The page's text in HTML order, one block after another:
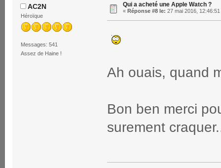
AC2N
Héroïque
Messages: 541
Assez de Haine !
Qui a acheté une Apple Watch ?
« Réponse #8 le: 27 mai 2016, 12:46:51
Ah ouais, quand
Bon ben merci
surement